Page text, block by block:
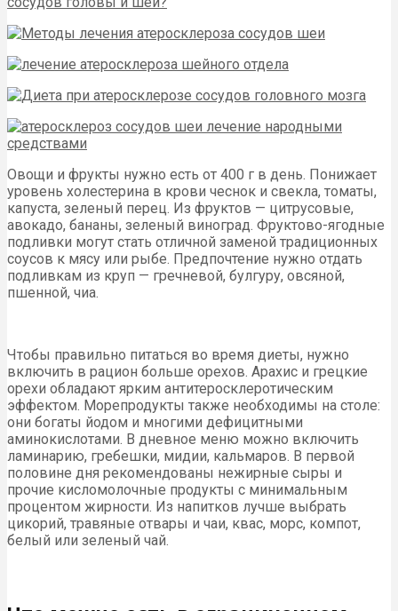
Овощи и фрукты нужно есть от 400 г в день. Понижает
уровень холестерина в крови чеснок и свекла, томаты,
капуста, зеленый перец. Из фруктов — цитрусовые,
авокадо, бананы, зеленый виноград. Фруктово-ягодные
подливки могут стать отличной заменой традиционных
соусов к мясу или рыбе. Предпочтение нужно отдать
подливкам из круп — гречневой, булгуру, овсяной,
пшенной, чиа.
Чтобы правильно питаться во время диеты, нужно
включить в рацион больше орехов. Арахис и грецкие
орехи обладают ярким антитеросклеротическим
эффектом. Морепродукты также необходимы на столе:
они богаты йодом и многими дефицитными
аминокислотами. В дневное меню можно включить
ламинарию, гребешки, мидии, кальмаров. В первой
половине дня рекомендованы нежирные сыры и
прочие кисломолочные продукты с минимальным
процентом жирности. Из напитков лучше выбрать
цикорий, травяные отвары и чаи, квас, морс, компот,
белый или зеленый чай.